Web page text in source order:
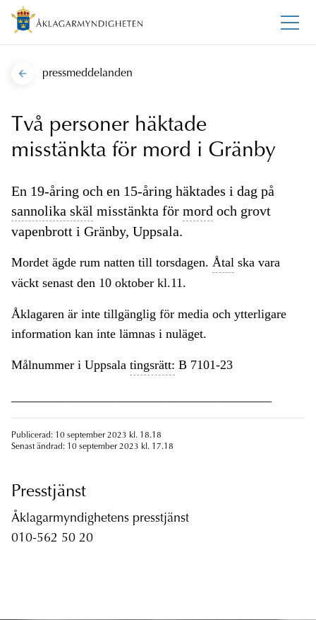
pressmeddelanden
Två personer häktade
misstänkta för mord i Gränby
En 19-åring och en 15-åring häktades i dag på
sannolika skäl misstänkta för mord och grovt
vapenbrott i Gränby, Uppsala.
Mordet ägde rum natten till torsdagen. Åtal ska vara
väckt senast den 10 oktober kl.11.
Åklagaren är inte tillgänglig för media och ytterligare
information kan inte lämnas i nuläget.
Målnummer i Uppsala tingsrätt: B 7101-23
Publicerad: 10 september 2023 kl. 18.18
Senast ändrad: 10 september 2023 kl. 17.18
Presstjänst
Åklagarmyndighetens presstjänst
010-562 50 20